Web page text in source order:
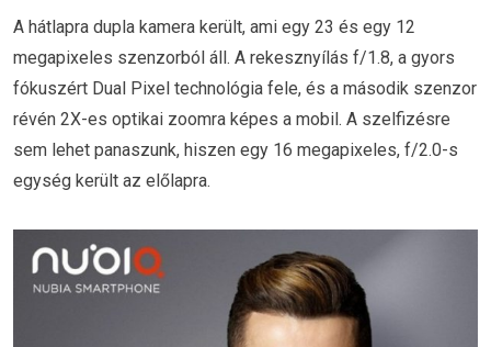
A hátlapra dupla kamera került, ami egy 23 és egy 12
megapixeles szenzorból áll. A rekesznyílás f/1.8, a gyors
fókuszért Dual Pixel technológia fele, és a második szenzor
révén 2X-es optikai zoomra képes a mobil. A szelfizésre
sem lehet panaszunk, hiszen egy 16 megapixeles, f/2.0-s
egység került az előlapra.